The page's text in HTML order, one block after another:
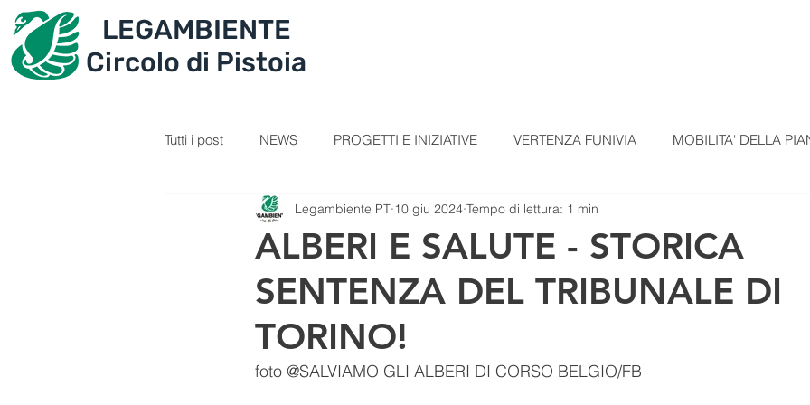
LEGAMBIENTE
Circolo di Pistoia
Tutti i post NEWS PROGETTI E INIZIATIVE VERTENZA FUNIVIA MOBILITA' DELLA
SEZIONE GIOVANI VIDEOLEZIONI COMUNICATI STAMPA
PERCORSI RICETTE Comunicato Progetto FarmCom provvisori REPORT DI
ALBERI E SALUTE - STORICA
SENTENZA DEL TRIBUNALE DI
TORINO!
Legambiente PT 10 giu 2024 Tempo di lettura: 1 min
foto @SALVIAMO GLI ALBERI DI CORSO BELGIO/FB